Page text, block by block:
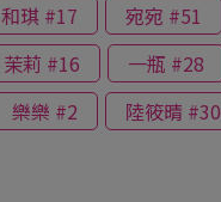
和琪 #17
宛宛 #51
茉莉 #16
一瓶 #28
樂樂 #2 陸筱晴 #30